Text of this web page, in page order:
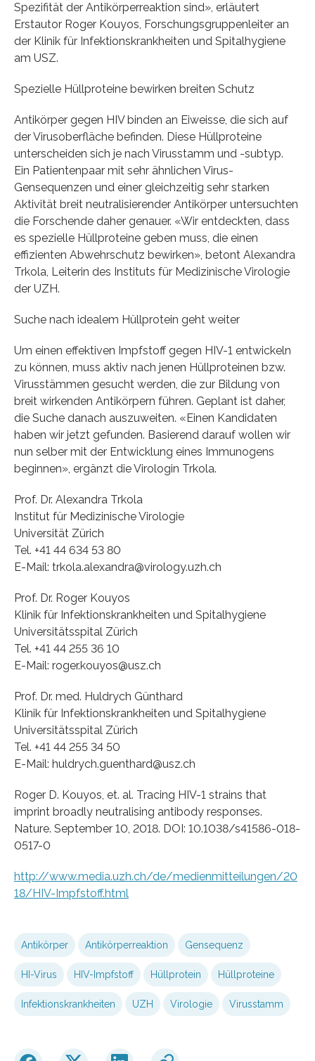
Spezifität der Antikörperreaktion sind», erläutert
Erstautor Roger Kouyos, Forschungsgruppenleiter an
der Klinik für Infektionskrankheiten und Spitalhygiene
am USZ.
Spezielle Hüllproteine bewirken breiten Schutz
Antikörper gegen HIV binden an Eiweisse, die sich auf
der Virusoberfläche befinden. Diese Hüllproteine
unterscheiden sich je nach Virusstamm und -subtyp.
Ein Patientenpaar mit sehr ähnlichen Virus-
Gensequenzen und einer gleichzeitig sehr starken
Aktivität breit neutralisierender Antikörper untersuchten
die Forschende daher genauer. «Wir entdeckten, dass
es spezielle Hüllproteine geben muss, die einen
effizienten Abwehrschutz bewirken», betont Alexandra
Trkola, Leiterin des Instituts für Medizinische Virologie
der UZH.
Suche nach idealem Hüllprotein geht weiter
Um einen effektiven Impfstoff gegen HIV-1 entwickeln
zu können, muss aktiv nach jenen Hüllproteinen bzw.
Virusstämmen gesucht werden, die zur Bildung von
breit wirkenden Antikörpern führen. Geplant ist daher,
die Suche danach auszuweiten. «Einen Kandidaten
haben wir jetzt gefunden. Basierend darauf wollen wir
nun selber mit der Entwicklung eines Immunogens
beginnen», ergänzt die Virologin Trkola.
Prof. Dr. Alexandra Trkola
Institut für Medizinische Virologie
Universität Zürich
Tel. +41 44 634 53 80
E-Mail: trkola.alexandra@virology.uzh.ch
Prof. Dr. Roger Kouyos
Klinik für Infektionskrankheiten und Spitalhygiene
Universitätsspital Zürich
Tel. +41 44 255 36 10
E-Mail: roger.kouyos@usz.ch
Prof. Dr. med. Huldrych Günthard
Klinik für Infektionskrankheiten und Spitalhygiene
Universitätsspital Zürich
Tel. +41 44 255 34 50
E-Mail: huldrych.guenthard@usz.ch
Roger D. Kouyos, et. al. Tracing HIV-1 strains that
imprint broadly neutralising antibody responses.
Nature. September 10, 2018. DOI: 10.1038/s41586-018-
0517-0
http://www.media.uzh.ch/de/medienmitteilungen/20
18/HIV-Impfstoff.html
Antikörper Antikörperreaktion Gensequenz
HI-Virus HIV-Impfstoff Hüllprotein Hüllproteine
Infektionskrankheiten UZH Virologie Virusstamm